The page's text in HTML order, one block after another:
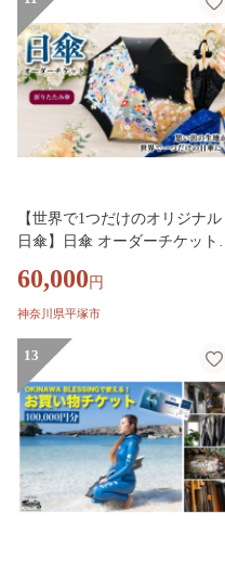
【世界で1つだけのオリジナル
日傘】日傘 オーダーチケット
ダーメイド チケット 傘 日傘 折
りたたみ傘 長傘 UVカット UV
ル オリジナル傘 プレゼント 記
念日 ギフト オーダーメイドチ
ケット 雨 梅雨 職人 傘 かさ ア
ンブレラ こばり 神奈川県 平塚
市
60,000 円
神奈川県平塚市
13